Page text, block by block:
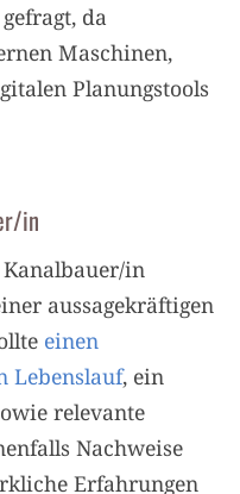
gefragt, da
Maschinen,
Planungstools
in
in
aussagekräftigen
einen
Lebenslauf, ein
relevante
Nachweise
Erfahrungen